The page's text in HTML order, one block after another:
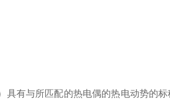
有与所匹配的热电偶的热电动势的